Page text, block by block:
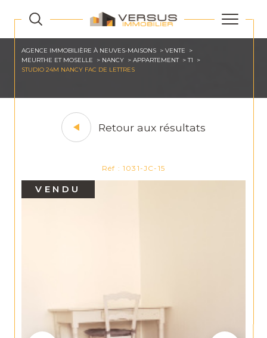
AGENCE IMMOBILIÈRE À NEUVES-MAISONS
VENTE
MEURTHE ET MOSELLE
NANCY APPARTEMENT
T1
STUDIO 24M NANCY FAC DE LETTRES
Retour aux résultats
Réf : 1031-JC-15
VENDU